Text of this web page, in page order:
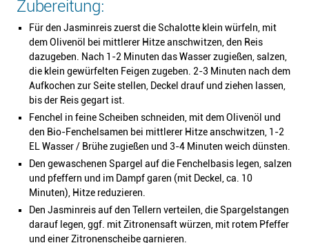
Zubereitung:
Für den Jasminreis zuerst die Schalotte klein würfeln, mit
dem Olivenöl bei mittlerer Hitze anschwitzen, den Reis
dazugeben. Nach 1-2 Minuten das Wasser zugießen, salzen,
die klein gewürfelten Feigen zugeben. 2-3 Minuten nach dem
Aufkochen zur Seite stellen, Deckel drauf und ziehen lassen,
bis der Reis gegart ist.
Fenchel in feine Scheiben schneiden, mit dem Olivenöl und
den Bio-Fenchelsamen bei mittlerer Hitze anschwitzen, 1-2
EL Wasser / Brühe zugießen und 3-4 Minuten weich dünsten.
Den gewaschenen Spargel auf die Fenchelbasis legen, salzen
und pfeffern und im Dampf garen (mit Deckel, ca. 10
Minuten), Hitze reduzieren.
Den Jasminreis auf den Tellern verteilen, die Spargelstangen
darauf legen, ggf. mit Zitronensaft würzen, mit rotem Pfeffer
und einer Zitronenscheibe garnieren.